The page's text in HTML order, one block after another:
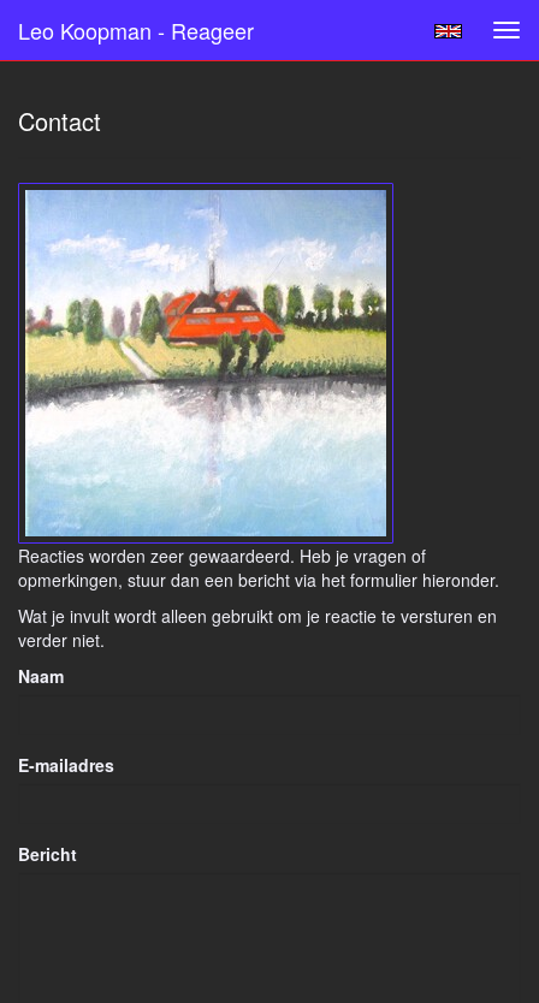
Leo Koopman - Reageer
Contact
Reacties worden zeer gewaardeerd. Heb je vragen of
opmerkingen, stuur dan een bericht via het formulier hieronder.
Wat je invult wordt alleen gebruikt om je reactie te versturen en
verder niet.
Naam
E-mailadres
Bericht